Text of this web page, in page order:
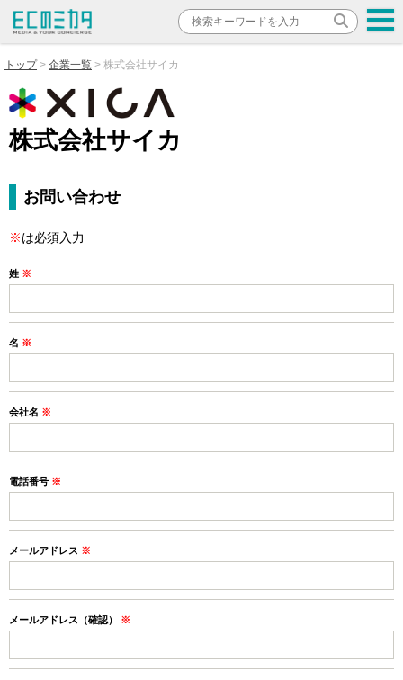
トップ 企業一覧 株式会社サイカ
株式会社サイカ
お問い合わせ
※は必須入力
姓 ※
名 ※
会社名 ※
電話番号 ※
メールアドレス ※
メールアドレス（確認） ※